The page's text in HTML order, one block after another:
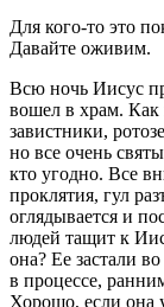
Для кого-то это
Давайте оживим.
Всю ночь Иисус
вошел в храм. Как
завистники,
но все очень
кто угодно. Все
проклятия, гул
оглядывается и
людей тащит к
она? Ее застали
в процессе,
Хорошо, если она